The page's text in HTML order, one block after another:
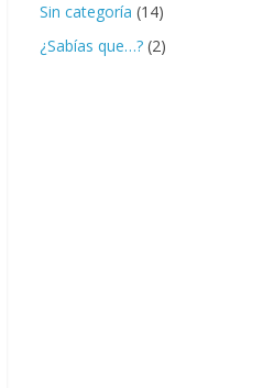
Sin categoría (14)
¿Sabías que…? (2)